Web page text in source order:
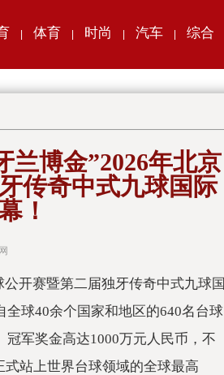
体育 时尚 汽车 综合
兰博金”2026年北京
传奇中式九球国际
！
开赛暨第二届独牙传奇中式九球国
全球40余个国家和地区的640名台球
冠军奖金高达1000万元 人民币，不
式站上世界台球领域的全球最高